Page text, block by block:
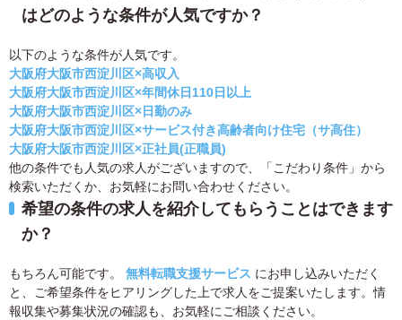
はどのような条件が人気ですか？
以下のような条件が人気です。
大阪府大阪市西淀川区×高収入
大阪府大阪市西淀川区×年間休日110日以上
大阪府大阪市西淀川区×日勤のみ
大阪府大阪市西淀川区×サービス付き高齢者向け住宅（サ高住）
大阪府大阪市西淀川区×正社員(正職員)
他の条件でも人気の求人がございますので、「こだわり条件」から
検索いただくか、お気軽にお問い合わせください。
希望の条件の求人を紹介してもらうことはできます
か？
もちろん可能です。 無料転職支援サービス にお申し込みいただく
と、ご希望条件をヒアリングした上で求人をご提案いたします。情
報収集や募集状況の確認も、お気軽にご相談ください。